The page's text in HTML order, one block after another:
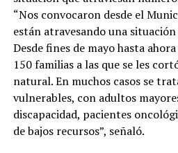
“Nos convocaron desde el
están atravesando una
Desde fines de mayo hasta
150 familias a las que se les
natural. En muchos casos se
vulnerables, con adultos
discapacidad, pacientes
de bajos recursos”, señaló.